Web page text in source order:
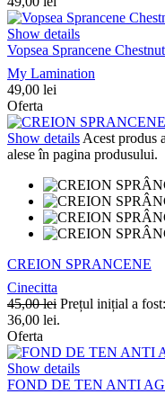
Show details
Vopsea Sprancene
My Lamination
49,00 lei
Oferta
Show detailsAcest produs
alese în pagina produsului.
CREION SPRANCENE
Cinecitta
45,00lei Prețul inițial a
36,00 lei.
Oferta
Show details
FOND DE TEN ANTI